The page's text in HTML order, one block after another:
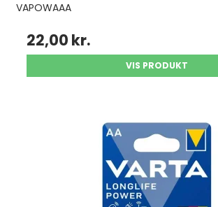
VAPOWAAA
22,00 kr.
VIS PRODUKT